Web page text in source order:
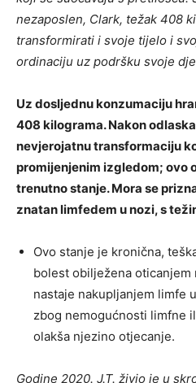
nezaposlen, Clark, težak 408
transformirati i svoje tijelo i
ordinaciju uz podršku svoje
Uz dosljednu konzumaciju
408 kilograma. Nakon
nevjerojatnu transformaciju
promijenjenim izgledom; ovo
trenutno stanje. Mora se
znatan limfedem u nozi, s
Ovo stanje je kronična,
bolest obilježena
nastaje nakupljanjem limfe
zbog nemogućnosti limfne
olakša njezino otjecanje.
Godine 2020. J.T. živio je u